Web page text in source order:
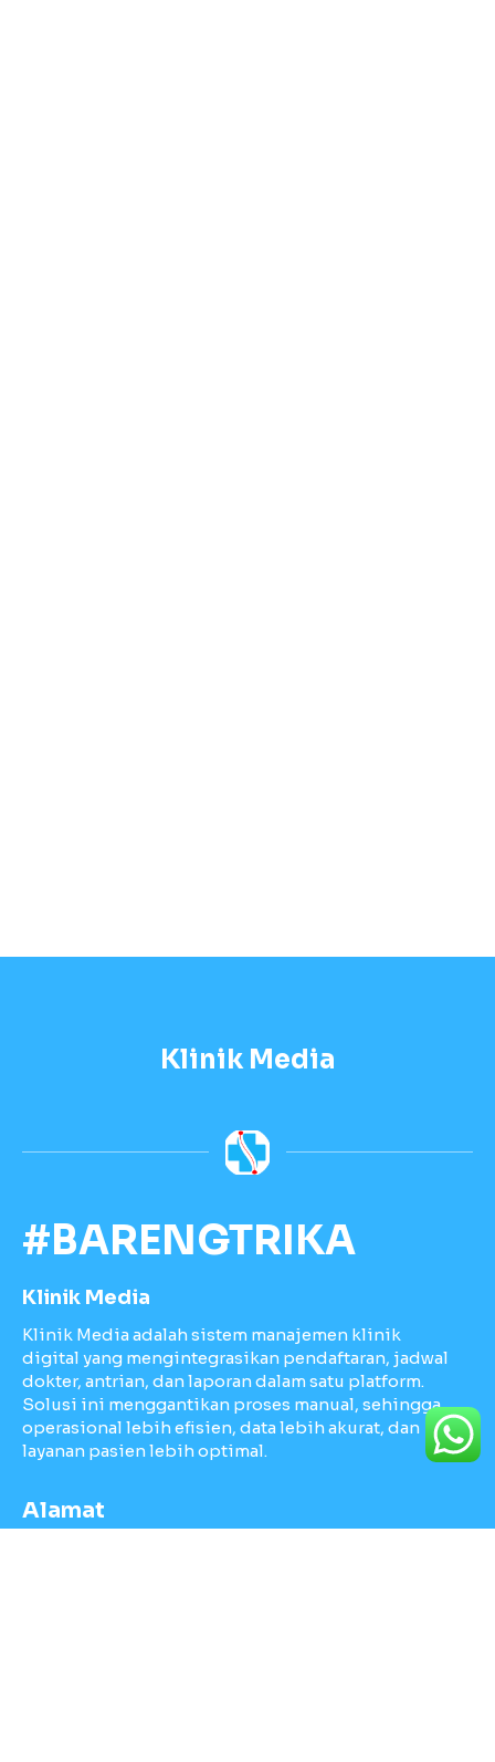
Klinik Media
#BARENGTRIKA
Klinik Media
Klinik Media adalah sistem manajemen klinik
digital yang mengintegrasikan pendaftaran, jadwal
dokter, antrian, dan laporan dalam satu platform.
Solusi ini menggantikan proses manual, sehingga
operasional lebih efisien, data lebih akurat, dan
layanan pasien lebih optimal.
Alamat